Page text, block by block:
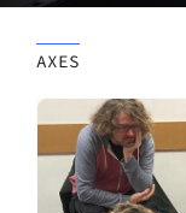
AXES